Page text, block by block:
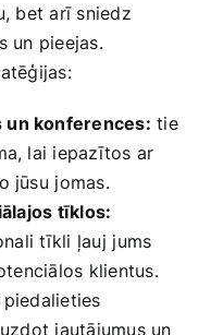
bet arī sniedz
un pieejas.
un‌ konferences: tie
lai iepazītos ar‌
jūsu ⁣jomas.
tīklos:
tīkli ļauj ⁣jums
klientus.
piedalieties⁢
jautājumus un